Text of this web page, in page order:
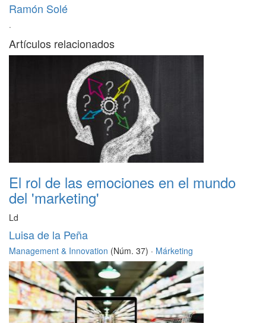
Ramón Solé
·
Artículos relacionados
El rol de las emociones en el mundo
del 'marketing'
Ld
Luisa de la Peña
Management & Innovation (Núm. 37) · Márketing